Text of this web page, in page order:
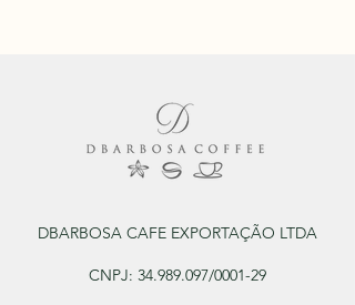
DBARBOSA CAFE EXPORTAÇÃO LTDA
CNPJ: 34.989.097/0001-29